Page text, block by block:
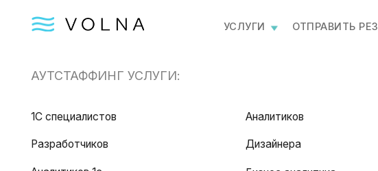
ОТПРАВИТЬ РЕЗЮМЕ
УСЛУГИ
Аналитиков 1с